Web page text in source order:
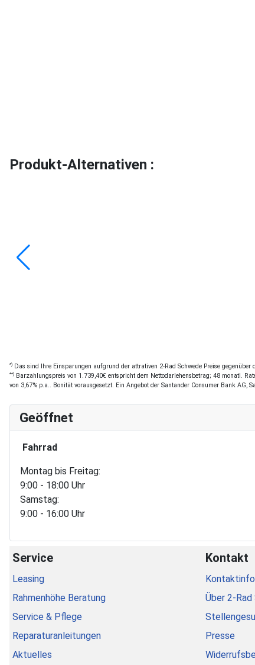
Produkt-Alternativen :
*) Das sind Ihre Einsparungen aufgrund der attrativen 2-Rad Schwede Preise gegenüber
**) Barzahlungspreis von 1.739,40€ entspricht dem Nettodarlehensbetrag; 48 monatl.
von 3,67% p.a.. Bonität vorausgesetzt. Ein Angebot der Santander Consumer Bank
Geöffnet
Fahrrad
Montag bis Freitag:
9:00 - 18:00 Uhr
Samstag:
9:00 - 16:00 Uhr
Service
Leasing
Rahmenhöhe Beratung
Service & Pflege
Reparaturanleitungen
Aktuelles
Kontakt
Über 2-
Presse